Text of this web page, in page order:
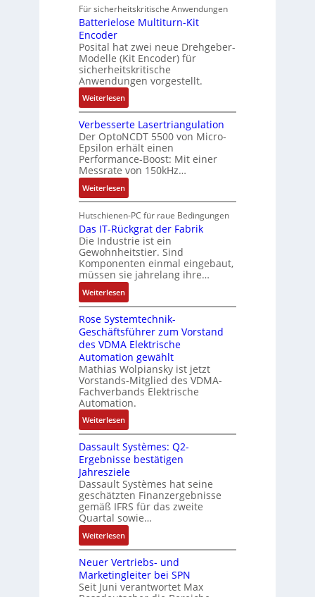
g
s
i
c
h
e
r
e
E
n
t
w
i
c
k
l
u
n
g
o
t
i
k
M
i
l
l
i
o
n
e
n
A
r
b
e
i
t
s
k
r
ä
f
t
e
t
o
m
a
t
i
n
x
p
a
n
d
i
e
r
t
f
t
r
a
g
s
e
i
n
g
a
n
g
m
s
c
h
i
n
e
n
-
u
n
d
A
n
l
a
g
e
n
b
a
u
:
P
o
i
t
Für sicherheitskritische Anwendungen
Batterielose Multiturn-Kit
Encoder
Posital hat zwei neue Drehgeber-
Modelle (Kit Encoder) für
sicherheitskritische
Anwendungen vorgestellt.
Weiterlesen:
B
a
t
t
e
r
i
e
l
o
s
e
M
u
l
i
t
u
r
n
-
K
i
t
E
n
c
o
d
e
r
Verbesserte Lasertriangulation
Der OptoNCDT 5500 von Micro-
Epsilon erhält einen
Performance-Boost: Mit einer
Messrate von 150kHz…
Weiterlesen:
V
e
r
b
e
s
s
e
r
t
e
L
a
s
e
r
r
i
a
n
g
u
l
a
t
i
o
n
Hutschienen-PC für raue Bedingungen
Das IT-Rückgrat der Fabrik
Die Industrie ist ein
Gewohnheitstier. Sind
Komponenten einmal eingebaut,
müssen sie jahrelang ihre…
Weiterlesen:
D
a
s
I
T
-
R
ü
c
k
r
a
t
d
e
r
F
a
b
r
i
Rose Systemtechnik-
Geschäftsführer zum Vorstand
des VDMA Elektrische
Automation gewählt
Mathias Wolpiansky ist jetzt
Vorstands-Mitglied des VDMA-
Fachverbands Elektrische
Automation.
Weiterlesen:
R
o
s
e
S
y
s
t
e
m
t
e
c
Dassault Systèmes: Q2-
Ergebnisse bestätigen
Jahresziele
Dassault Systèmes hat seine
geschätzten Finanzergebnisse
gemäß IFRS für das zweite
Quartal sowie…
Weiterlesen:
D
a
s
s
Neuer Vertriebs- und
Marketingleiter bei SPN
Seit Juni verantwortet Max